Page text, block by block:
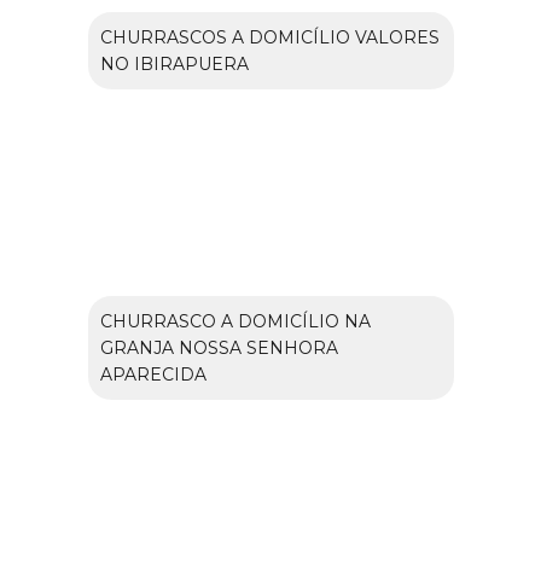
CHURRASCOS A DOMICÍLIO VALORES
NO IBIRAPUERA
CHURRASCO A DOMICÍLIO NA
GRANJA NOSSA SENHORA
APARECIDA